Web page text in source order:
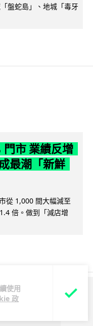
使用
政
盤蛇島」、地城「毒牙
門市 業績反增
最潮「新鮮
從 1,000 間大幅減至
倍。做到「減店增